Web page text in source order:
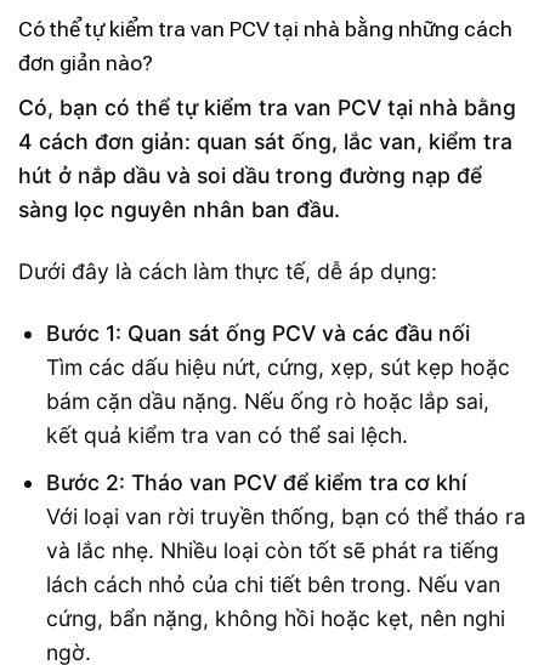
Có thể tự kiểm tra van PCV tại nhà bằng những cách
đơn giản nào?
Có, bạn có thể tự kiểm tra van PCV tại nhà bằng
4 cách đơn giản: quan sát ống, lắc van, kiểm tra
hút ở nắp dầu và soi dầu trong đường nạp để
sàng lọc nguyên nhân ban đầu.
Dưới đây là cách làm thực tế, dễ áp dụng:
Bước 1: Quan sát ống PCV và các đầu nối
Tìm các dấu hiệu nứt, cứng, xẹp, sút kẹp hoặc
bám cặn dầu nặng. Nếu ống rò hoặc lắp sai,
kết quả kiểm tra van có thể sai lệch.
Bước 2: Tháo van PCV để kiểm tra cơ khí
Với loại van rời truyền thống, bạn có thể tháo ra
và lắc nhẹ. Nhiều loại còn tốt sẽ phát ra tiếng
lách cách nhỏ của chi tiết bên trong. Nếu van
cứng, bẩn nặng, không hồi hoặc kẹt, nên nghi
ngờ.